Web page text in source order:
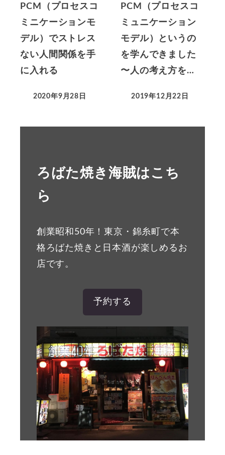
PCM（プロセスコ
ミニケーションモ
デル）でストレス
ない人間関係を手
に入れる
2020年9月28日
PCM（プロセスコ
ミュニケーション
モデル）というの
を学んできました
〜人の考え方を…
2019年12月22日
ろばた焼き海賊はこち
ら
創業昭和50年！東京・錦糸町で本
格ろばた焼きと日本酒が楽しめるお
店です。
予約する